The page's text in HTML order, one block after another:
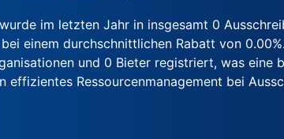
im letzten Jahr in insgesamt 0
einem durchschnittlichen Rabatt von
und 0 Bieter registriert, was
Ressourcenmanagement bei